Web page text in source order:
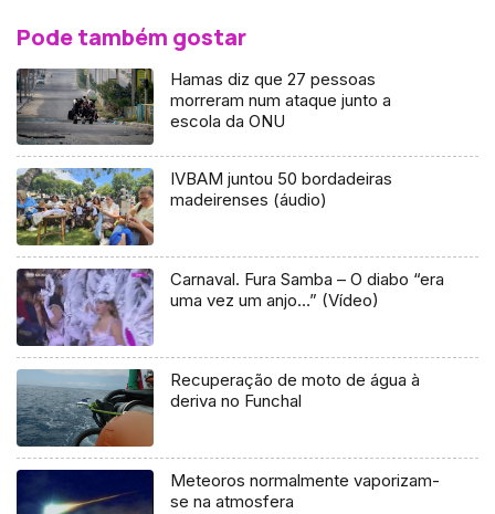
Pode também gostar
Hamas diz que 27 pessoas
morreram num ataque junto a
escola da ONU
IVBAM juntou 50 bordadeiras
madeirenses (áudio)
Carnaval. Fura Samba – O diabo “era
uma vez um anjo…” (Vídeo)
Recuperação de moto de água à
deriva no Funchal
Meteoros normalmente vaporizam-
se na atmosfera